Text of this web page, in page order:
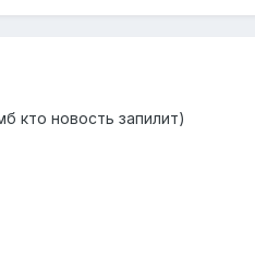
кто новость запилит)